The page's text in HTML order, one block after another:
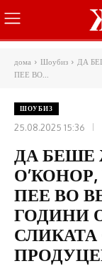
дома Шоубиз
ДА
ПЕЕ ВО...
ШОУБИЗ
25.08.2025 15:36
ДА
ПЕЕ ВО
ГОДИНИ
СЛИКАТА